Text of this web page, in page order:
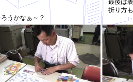
最後は表紙に載っている
折り方も奥が深かったけ
ろうかなぁ～？